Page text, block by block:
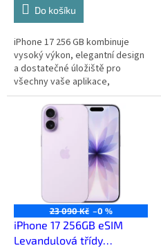
Do košíku
iPhone 17 256 GB kombinuje
vysoký výkon, elegantní design
a dostatečné úložiště pro
všechny vaše aplikace,
fotografie a videa. Ideální pro
každodenní práci i zábavu.
23 090 Kč –0 %
iPhone 17 256GB eSIM
Levandulová třídy